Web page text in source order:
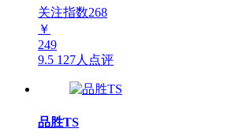
关注指数268
￥
249
9.5 127人点评
品胜TS